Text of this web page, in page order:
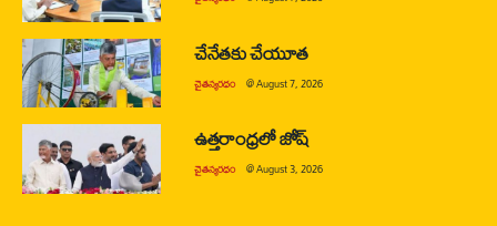
చేనేతకు చేయూత
చైతన్యరధం @August 7, 2026
ఉత్తరాంధ్రలో జోష్
చైతన్యరధం @August 3, 2026